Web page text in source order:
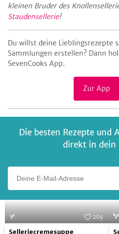
kleinen Bruder des
Staudensellerie!
Du willst deine Lieblingsrezepte
Sammlungen erstellen? Dann
SevenCooks App.
Zur App
Die besten Rezepte und
direkt in dein
Selleriecremesuppe
209
Selleriecremesuppe